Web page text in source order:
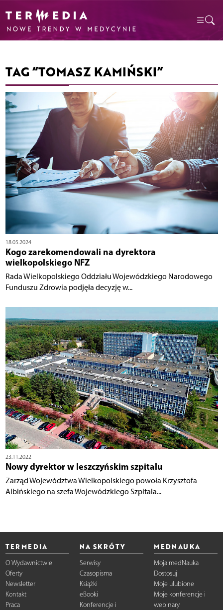
TAG “TOMASZ KAMIŃSKI”
18.05.2024
Kogo zarekomendowali na dyrektora
wielkopolskiego NFZ
Rada Wielkopolskiego Oddziału Wojewódzkiego Narodowego
Funduszu Zdrowia podjęła decyzję w...
23.11.2022
Nowy dyrektor w leszczyńskim szpitalu
Zarząd Województwa Wielkopolskiego powoła Krzysztofa
Albińskiego na szefa Wojewódzkiego Szpitala...
TERMEDIA
O Wydawnictwie
Oferty
Newsletter
Kontakt
Praca
NA SKRÓTY
Serwisy
Czasopisma
Książki
eBooki
Konferencje i
MEDNAUKA
Moja medNauka
Dostosuj
Moje ulubione
Moje konferencje i
webinary